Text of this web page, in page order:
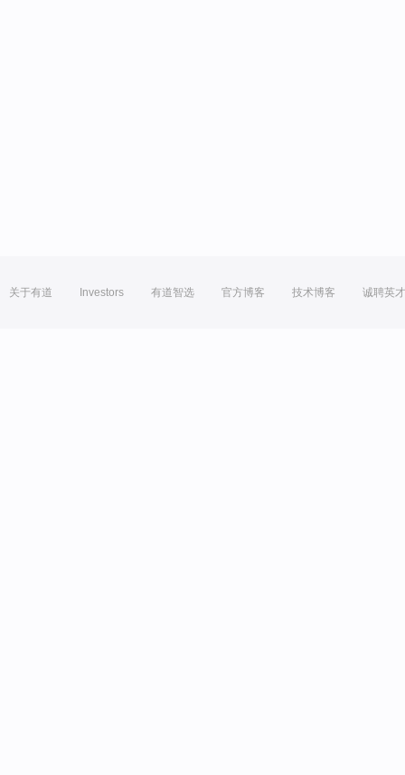
关于有道 Investors 有道智选 官方博客 技术博客 诚聘英才